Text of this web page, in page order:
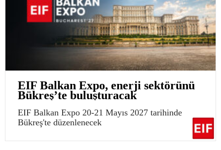
EIF Balkan Expo, enerji sektörünü
Bükreş’te buluşturacak
EIF Balkan Expo 20-21 Mayıs 2027 tarihinde
Bükreş'te düzenlenecek